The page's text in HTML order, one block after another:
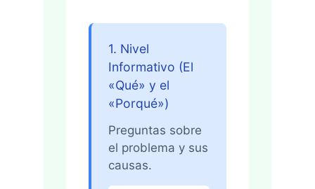
1. Nivel
Informativo (El
«Qué» y el
«Porqué»)
Preguntas sobre
el problema y sus
causas.